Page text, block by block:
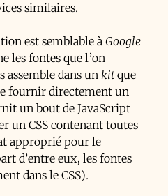
similaires.
est semblable àGoogle
les fontes que l’on
assemble dans un kitque
fournir directement un
un bout de JavaScript
un CSScontenant toutes
approprié pour le
d’entre eux, les fontes
dans le CSS).